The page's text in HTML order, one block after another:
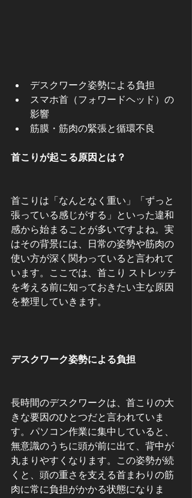
デスクワーク姿勢による負担
スマホ首（フォワードヘッド）の
影響
筋膜・筋肉の緊張と循環不良
首こりが起こる原因とは？
首こりは「なんとなく重い」「ずっと
張っている感じがする」といった違和
感から始まることが多いですよね。実
はその背景には、日常の姿勢や筋肉の
使い方が深く関わっていると言われて
います。ここでは、首こり ストレッチ
を考える前に知っておきたい主な原因
を整理していきます。
デスクワーク姿勢による負担
長時間のデスクワークは、首こりの大
きな要因のひとつだと言われていま
す。パソコン作業に集中していると、
無意識のうちに頭が前に出て、背中が
丸まりやすくなります。この姿勢が続
くと、頭の重さを支える首まわりの筋
肉に常に負担がかかる状態になりま